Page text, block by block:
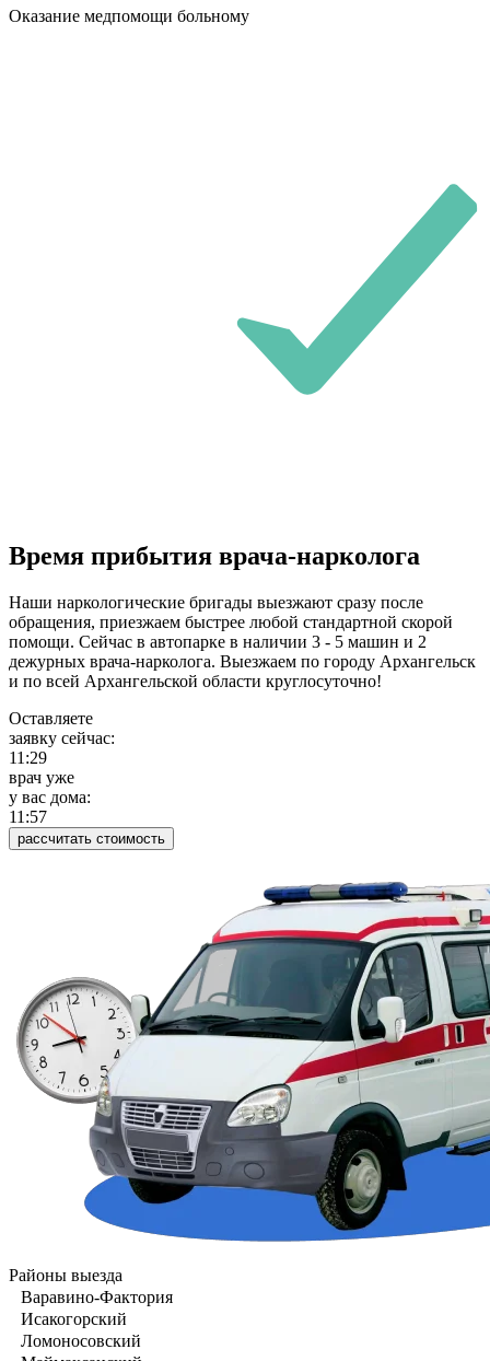
Оказание медпомощи больному
Время прибытия врача-нарколога
Наши наркологические бригады выезжают сразу после
обращения, приезжаем быстрее любой стандартной скорой
помощи. Сейчас в автопарке в наличии 3 - 5 машин и 2
дежурных врача-нарколога. Выезжаем по городу Архангельск
и по всей Архангельской области круглосуточно!
Оставляете
заявку сейчас:
11:29
врач уже
у вас дома:
11:57
рассчитать стоимость
Районы выезда
Варавино-Фактория
Исакогорский
Ломоносовский